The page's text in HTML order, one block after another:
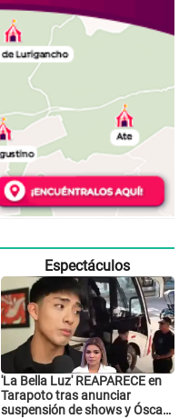
Espectáculos
'La Bella Luz' REAPARECE en
Tarapoto tras anunciar
suspensión de shows y Óscar